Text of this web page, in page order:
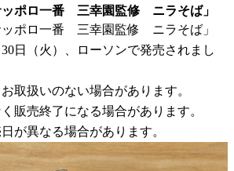
ポロ一番 三幸園監修 ニラそば」
ポロ一番 三幸園監修 ニラそば」
30日（火）、ローソンで発売されまし
取扱いのない場合があります。
販売終了になる場合があります。
が異なる場合があります。